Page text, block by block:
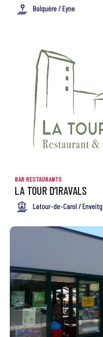
Bolquère / Eyne
BAR RESTAURANTS
LA TOUR D’IRAVALS
Latour-de-Carol / Enveitg